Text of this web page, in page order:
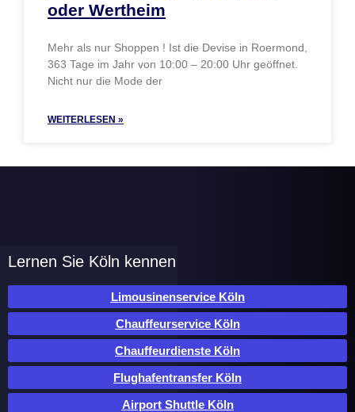
oder Wertheim
Mehr als nur Shoppen ! Ist die Devise in Roermond,
363 Tage im Jahr von 10:00 – 20:00 Uhr geöffnet.
Nicht nur die Mode der
WEITERLESEN »
Lernen Sie Köln kennen
Limousinenservice Köln
Chauffeurservice Köln
Chauffeurdienste Köln
Flughafentransfer Köln
Airport Shuttle Köln